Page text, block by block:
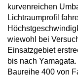
kurvenreichen
Lichtraumprofil
wiewohl bei
Einsatzgebiet
bis nach
Baureihe 400 von